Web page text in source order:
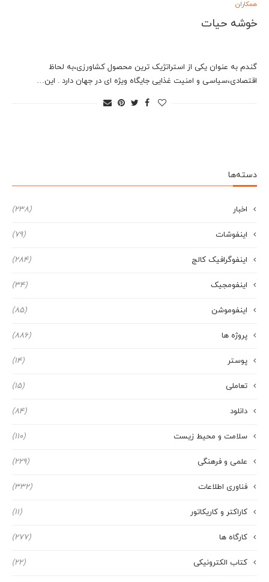
همکاران
خوشه حیات
گندم به عنوان یکی از استراتژیک ترین محصول کشاورزی،به لحاظ
اقتصادی،سیاسی و امنیت غذایی جایگاه ویژه ای در جهان دارد . این…
دسته‌ها
اخبار (238)
اینفوشات (79)
اینفوگرافیک کالج (284)
اینفومجیک (34)
اینفوموشن (85)
پروژه ها (886)
پوستر (14)
تعاملی (15)
دانلود (84)
سلامت و محیط زیست (110)
علمی و فرهنگی (229)
فناوری اطلاعات (332)
کاراکتر و کاریکاتور (11)
کارگاه ها (277)
کتاب الکترونیکی (22)